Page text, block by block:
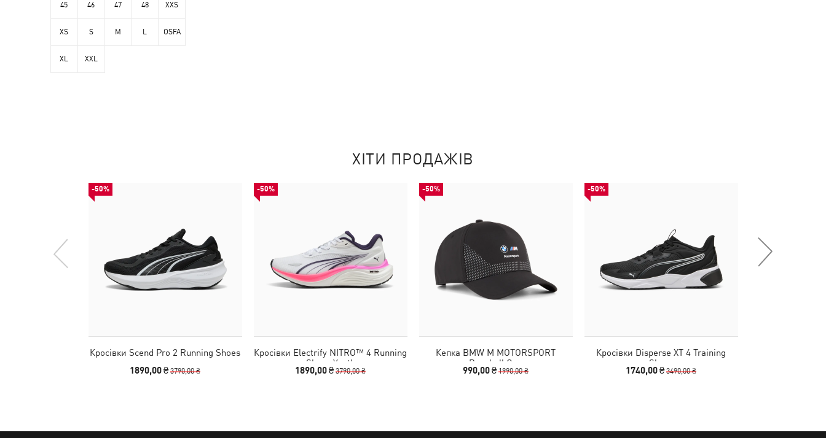
45 46 47 48 XXS
XS S M L OSFA
XL XXL
ХІТИ ПРОДАЖІВ
-50%
Кросівки Scend Pro 2 Running Shoes
1890,00 ₴3790,00 ₴
-50%
Кросівки Electrify NITRO™ 4 Running
Shoes Youth
1890,00 ₴3790,00 ₴
-50%
Кепка BMW M MOTORSPORT
Baseball Cap
990,00 ₴1990,00 ₴
-50%
Кросівки Disperse XT 4 Training
Shoes
1740,00 ₴3490,00 ₴